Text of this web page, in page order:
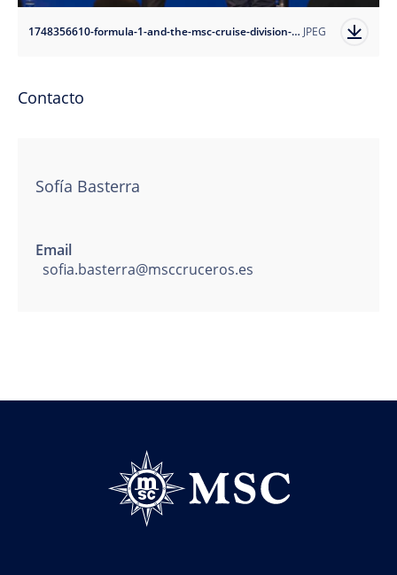
1748356610-formula-1-and-the-msc-cruise-division-extend-global-partnership-to-2030?auto=format JPEG
Contacto
Sofía Basterra
Email
sofia.basterra@msccruceros.es